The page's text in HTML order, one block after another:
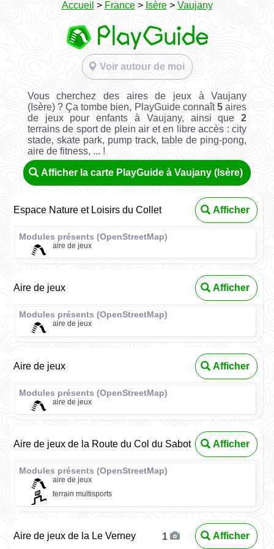
Accueil > France> Isère> Vaujany
Voir autour de moi
Vous cherchez des aires de jeux à Vaujany
(Isère) ? Ça tombe bien, PlayGuide connaît5 aires
de jeux pour enfants à Vaujany, ainsi que2
terrains de sport de plein air et en libre accès : city
stade, skate park, pump track, table de ping-pong,
aire de fitness, ... !
Afficher la carte PlayGuide à Vaujany (Isère)
Espace Nature et Loisirs du Collet Afficher
Modules présents (OpenStreetMap)
aire de jeux
Aire de jeux Afficher
Modules présents (OpenStreetMap)
aire de jeux
Aire de jeux Afficher
Modules présents (OpenStreetMap)
aire de jeux
Aire de jeux de la Route du Col du Sabot Afficher
Modules présents (OpenStreetMap)
aire de jeux
terrain multisports
Aire de jeux de la Le Verney 1 Afficher